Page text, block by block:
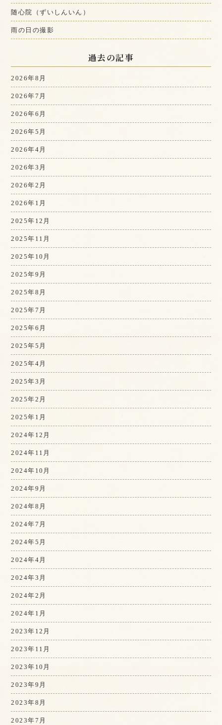
随心院（ずいしんいん）
雨の日の撮影
過去の記事
2026年8月
2026年7月
2026年6月
2026年5月
2026年4月
2026年3月
2026年2月
2026年1月
2025年12月
2025年11月
2025年10月
2025年9月
2025年8月
2025年7月
2025年6月
2025年5月
2025年4月
2025年3月
2025年2月
2025年1月
2024年12月
2024年11月
2024年10月
2024年9月
2024年8月
2024年7月
2024年5月
2024年4月
2024年3月
2024年2月
2024年1月
2023年12月
2023年11月
2023年10月
2023年9月
2023年8月
2023年7月